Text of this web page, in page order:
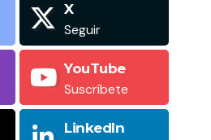
X
Seguir
YouTube
Suscríbete
LinkedIn